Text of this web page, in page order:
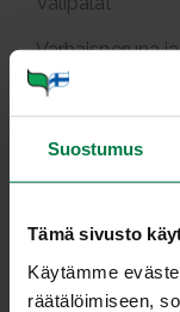
Suostumus
Tämä sivusto
Käytämme
räätälöimiseen,
Varhaisperuna
Yrtit
Tuotekuvat
Loh­ta